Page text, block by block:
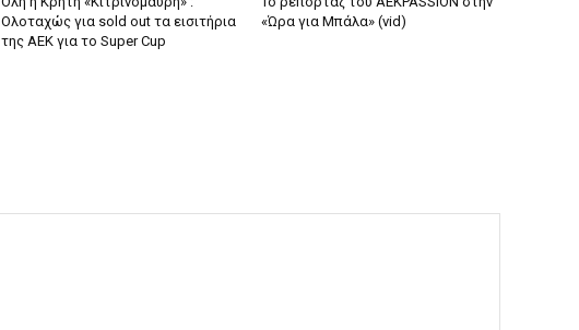
Ολοταχώς για sold out τα εισιτήρια
της ΑΕΚ για το Super Cup
«Ώρα για Μπάλα» (vid)